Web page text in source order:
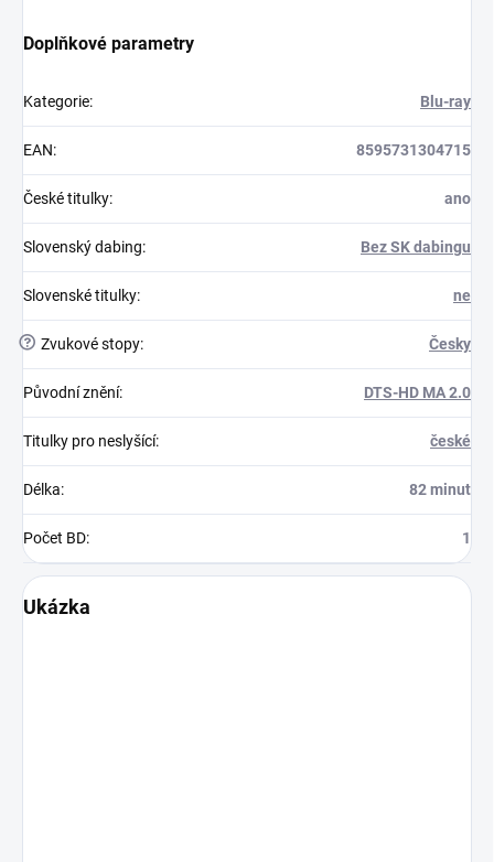
Doplňkové parametry
Kategorie: Blu-ray
EAN: 8595731304715
České titulky: ano
Slovenský dabing: Bez SK dabingu
Slovenské titulky: ne
? Zvukové stopy: Česky
Původní znění: DTS-HD MA 2.0
Titulky pro neslyšící: české
Délka: 82 minut
Počet BD: 1
Ukázka